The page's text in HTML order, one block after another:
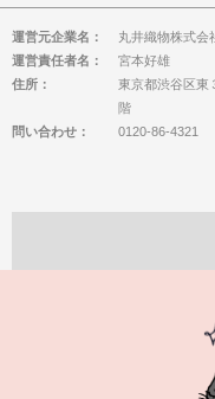
運営元企業名：
丸井織物株式会
運営責任者名：
宮本好雄
住所：
東京都渋谷区
階
問い合わせ：
0120-86-4321